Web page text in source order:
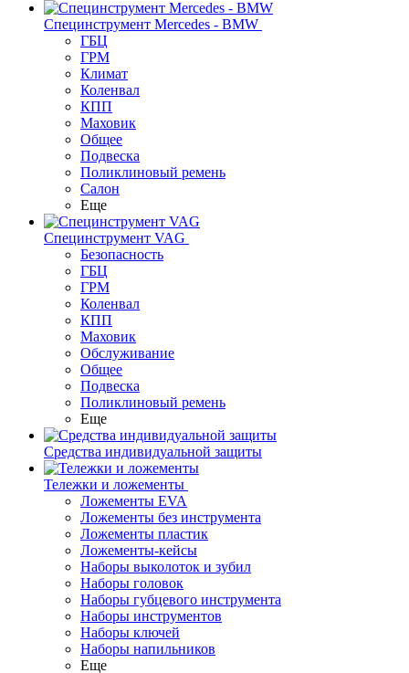
Специнструмент Mercedes - BMW
ГБЦ
ГРМ
Климат
Коленвал
КПП
Маховик
Общее
Подвеска
Поликлиновый ремень
Салон
Еще
Специнструмент VAG
Безопасность
ГБЦ
ГРМ
Коленвал
КПП
Маховик
Обслуживание
Общее
Подвеска
Поликлиновый ремень
Еще
Средства индивидуальной защиты
Тележки и ложементы
Ложементы EVA
Ложементы без инструмента
Ложементы пластик
Ложементы-кейсы
Наборы выколоток и зубил
Наборы головок
Наборы губцевого инструмента
Наборы инструментов
Наборы ключей
Наборы напильников
Еще